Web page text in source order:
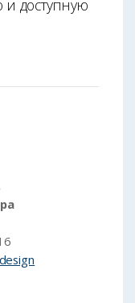
доступную